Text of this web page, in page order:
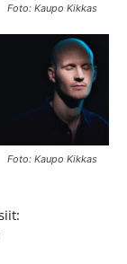
Foto: Kaupo Kikkas
Foto: Kaupo Kikkas